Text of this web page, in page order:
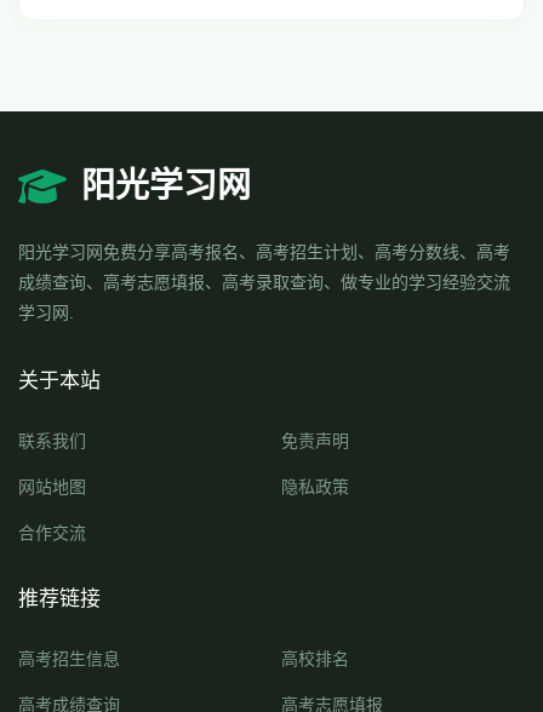
阳光学习网
阳光学习网免费分享高考报名、高考招生计划、高考分数线、高考
成绩查询、高考志愿填报、高考录取查询、做专业的学习经验交流
学习网.
关于本站
联系我们 免责声明
网站地图 隐私政策
合作交流
推荐链接
高考招生信息 高校排名
高考成绩查询 高考志愿填报